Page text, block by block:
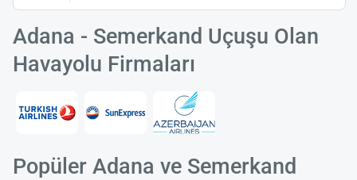
Adana - Semerkand Uçuşu Olan
Havayolu Firmaları
Popüler Adana ve Semerkand